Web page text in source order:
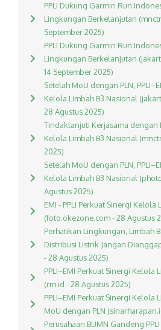
PPLI Dukung Garmin Run
Lingkungan Berkelanjutan
September 2025)
PPLI Dukung Garmin Run
Lingkungan Berkelanjutan
14 September 2025)
Setelah MoU dengan PLN,
Kelola Limbah B3 Nasional
28 Agustus 2025)
Tindaklanjuti Kerjasama dengan
Kelola Limbah B3 Nasional
2025)
Setelah MoU dengan PLN,
Kelola Limbah B3 Nasional
Agustus 2025)
EMI - PPLI Perkuat Sinergi Kelola
(foto.okezone.com - 28 Agustus
Perhatikan Lingkungan, Limbah
Distribusi Listrik Jangan
- 28 Agustus 2025)
PPLI–EMI Perkuat Sinergi Kelola
(rm.id - 28 Agustus 2025)
PPLI–EMI Perkuat Sinergi Kelola
MoU dengan PLN
Perusahaan BUMN Gandeng